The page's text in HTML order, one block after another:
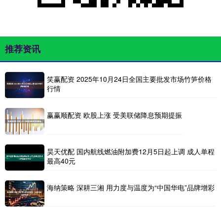
推荐资讯
笑赢配资 2025年10月24日全国主要批发市场竹笋价格
行情
赢赢顺配资 欧股上涨 受美联储降息预期提振
昊天优配 国内航线燃油附加费12月5日起上调 成人单程
最高40元
海纳策略 深耕三湘 用力度与温度为“中国华电”品牌增彩